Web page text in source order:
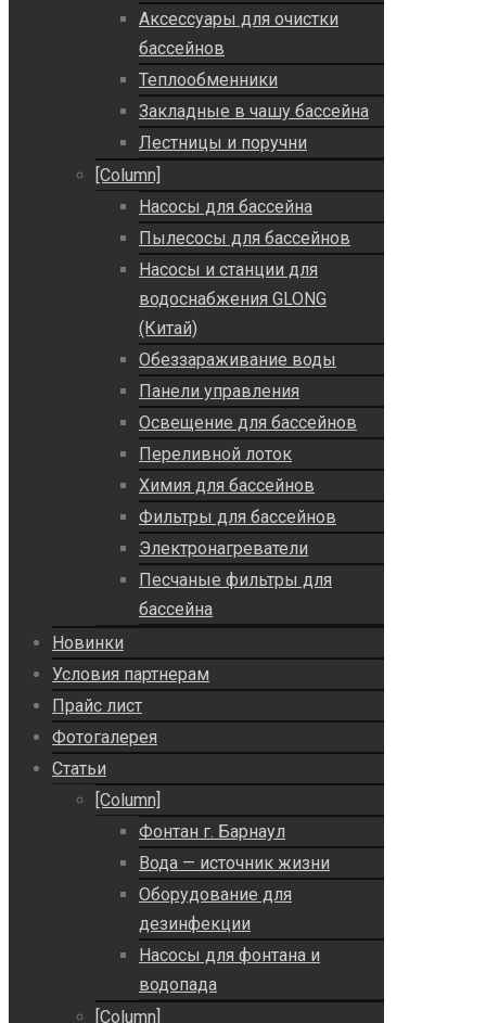
Аксессуары для очистки
бассейнов
Теплообменники
Закладные в чашу бассейна
Лестницы и поручни
[Column]
Насосы для бассейна
Пылесосы для бассейнов
Насосы и станции для
водоснабжения GLONG
(Китай)
Обеззараживание воды
Панели управления
Освещение для бассейнов
Переливной лоток
Химия для бассейнов
Фильтры для бассейнов
Электронагреватели
Песчаные фильтры для
бассейна
Новинки
Условия партнерам
Прайс лист
Фотогалерея
Статьи
[Column]
Фонтан г. Барнаул
Вода — источник жизни
Оборудование для
дезинфекции
Насосы для фонтана и
водопада
[Column]